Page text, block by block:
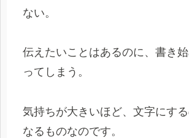
ない。
伝えたいことはあるのに、書き
ってしまう。
気持ちが大きいほど、文字にする
なるものなのです。